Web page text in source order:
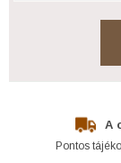
A
Pontos